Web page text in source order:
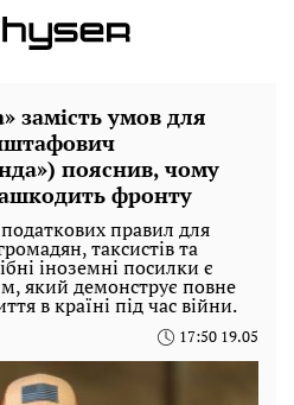
замість умов для
пояснив, чому
фронту
правил для
таксистів та
іноземні посилки є
який демонструє повне
в країні під час війни.
17:50 19.05